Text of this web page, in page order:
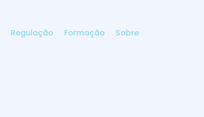
Regulação Formação Sobre